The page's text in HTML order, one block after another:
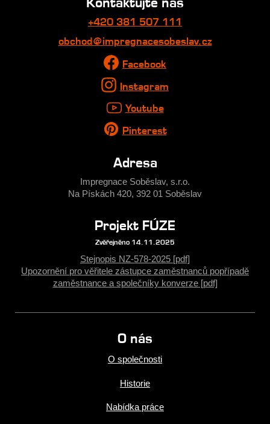
+420 381 507 111
obchod@impregnacesobeslav.cz
Facebook
Instagram
Youtube
Pinterest
Adresa
Impregnace Soběslav, s.r.o.
Na Pískách 420, 392 01 Soběslav
Projekt FÚZE
Zvěřejněno 14.11.2025
Stejnopis NZ-578-2025 [pdf]
Upozornění pro věřitele zástupce zaměstnanců popřípadě
zaměstnance a společníky konverze [pdf]
O nás
O společnosti
Historie
Nabídka práce